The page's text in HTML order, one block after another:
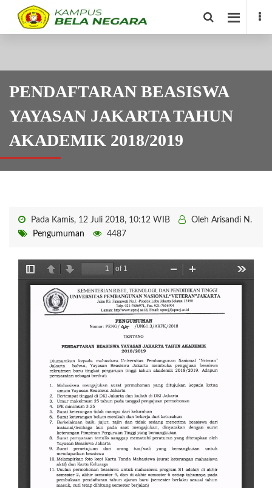
PENDAFTARAN BEASISWA
YAYASAN JAKARTA TAHUN
AKADEMIK 2018/2019
Pada Kamis, 12 Juli 2018, 10:12 WIB
Oleh Arisandi N.
Pengumuman
4487